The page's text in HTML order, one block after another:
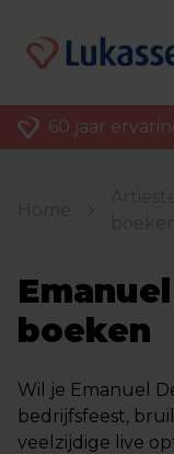
60 jaar
boeken
Wil je Emanuel
bedrijfsfeest,
veelzijdige live